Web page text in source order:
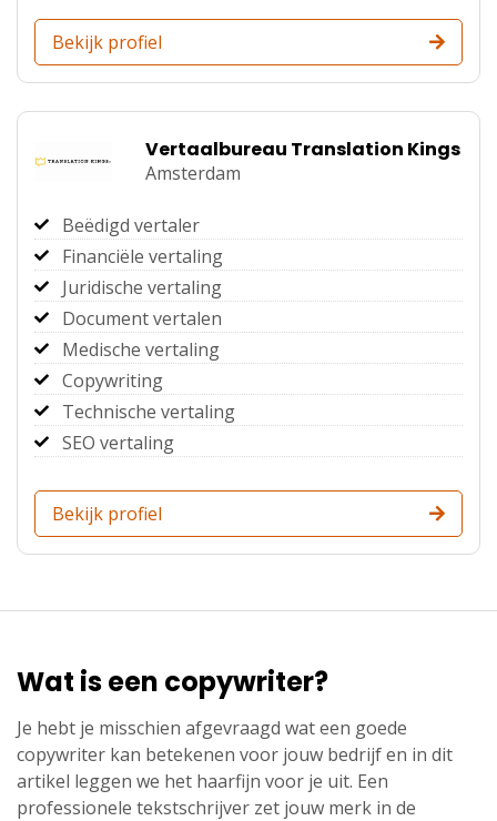
Bekijk profiel
Vertaalbureau Translation Kings
Amsterdam
Beëdigd vertaler
Financiële vertaling
Juridische vertaling
Document vertalen
Medische vertaling
Copywriting
Technische vertaling
SEO vertaling
Bekijk profiel
Wat is een copywriter?
Je hebt je misschien afgevraagd wat een goede
copywriter kan betekenen voor jouw bedrijf en in dit
artikel leggen we het haarfijn voor je uit. Een
professionele tekstschrijver zet jouw merk in de